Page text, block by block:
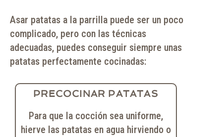
Asar patatas a la parrilla puede ser un poco
complicado, pero con las técnicas
adecuadas, puedes conseguir siempre unas
patatas perfectamente cocinadas:
PRECOCINAR PATATAS
Para que la cocción sea uniforme,
hierve las patatas en agua hirviendo o